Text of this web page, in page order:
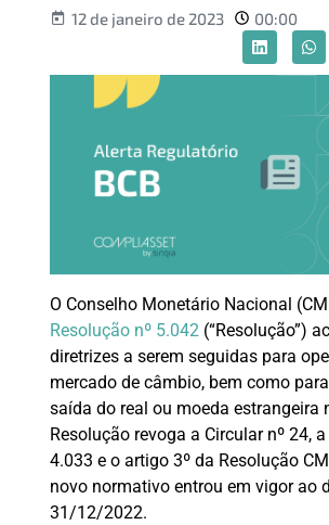
12 de janeiro de 2023 00:00
O Conselho Monetário Nacional
Resolução nº 5.042(“Resolução”)
diretrizes a serem seguidas para
mercado de câmbio, bem como
saída do real ou moeda estrangeira
Resolução revoga a Circular nº 24,
4.033 e o artigo 3º da Resolução
novo normativo entrou em vigor ao
31/12/2022.